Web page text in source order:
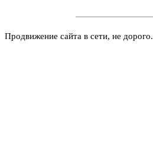
Продвижение сайта в сети, не дорого.